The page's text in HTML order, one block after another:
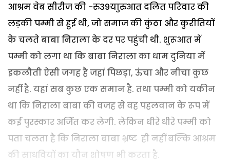
आश्रम वेब सीरीज की -रु39याुरुआत दलित परिवार की
लड़की पम्मी से हुई थी, जो समाज की कुंठा और कुरीतियों
के चलते बाबा निराला के दर पर पहुंची थी. शुरूआत में
पम्मी को लगा था कि बाबा निराला का धाम दुनिया में
इकलौती ऐसी जगह है जहां पिछड़ा, ऊंचा और नीचा कुछ
नहीं है. यहां सब कुछ एक समान है. तथा पम्मी को यकीन
था कि निराला बाबा की वजह से वह पहलवान के रूप में
कई पुरस्कार अर्जित कर लेगी. लेकिन धीरे धीरे पम्मी को
पता चलता है कि निराला बाबा भ्रष्ट ही नहीं बल्कि आश्रम
की साधवियों का यौन शोषण भी करता है.